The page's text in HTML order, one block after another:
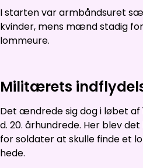
I starten var armbåndsuret
kvinder, mens mænd stadig
lommeure.
Militærets
Det ændrede sig dog i løbet af
d. 20. århundrede. Her blev
for soldater at skulle finde et
hede.